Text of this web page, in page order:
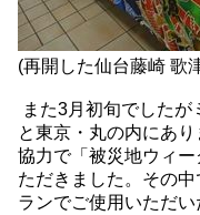
(再開した仙台藤崎 歌
また3月初旬でした
と東京・丸の内にあ
協力で「被災地ウィ
ただきました。その
ランでご使用いただ